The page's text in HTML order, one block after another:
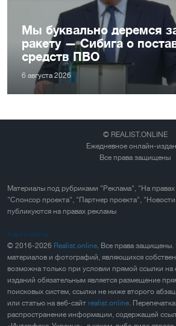
Мы буквально деремся
ракету — Сибига о
средств ПВО
6 августа 2026
© REALIST.ONLINE
Ежедневное онлайн-
Все права защищены
Материалы под рубриками "Реклама", "На правах
"Спонсор проекта", "Партнер проекта",
публикуются на правах рекламы
Карта сайта
© 2016-2026 Realist.online . Все права
материалов и фотографий, являющихся
возможна только при условии прямой ссылки на
изданий обязательным является размещение
поисковых систем, ссылки не ниже второго
или статью на веб-сайт realist.online .
распространение информации, содержащей